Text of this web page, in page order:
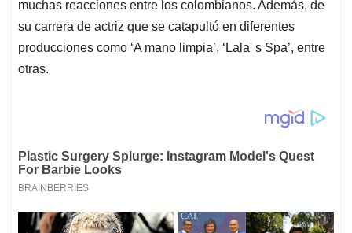
muchas reacciones entre los colombianos. Además, de
su carrera de actriz que se catapultó en diferentes
producciones como ‘A mano limpia’, ‘Lala' s Spa’, entre
otras.